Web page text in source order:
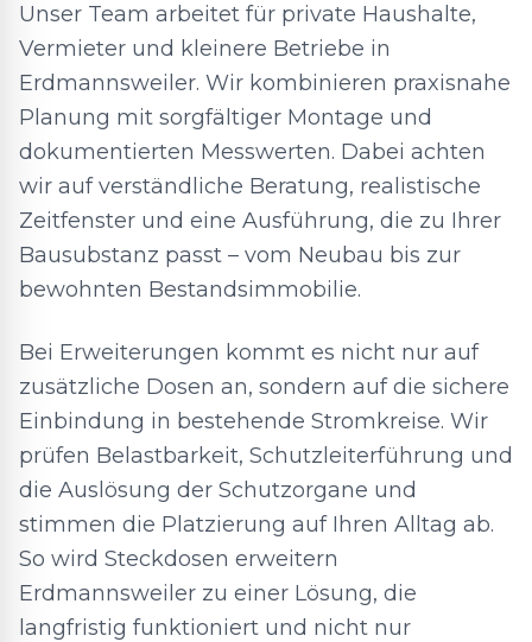
Unser Team arbeitet für private Haushalte,
Vermieter und kleinere Betriebe in
Erdmannsweiler. Wir kombinieren praxisnahe
Planung mit sorgfältiger Montage und
dokumentierten Messwerten. Dabei achten
wir auf verständliche Beratung, realistische
Zeitfenster und eine Ausführung, die zu Ihrer
Bausubstanz passt – vom Neubau bis zur
bewohnten Bestandsimmobilie.
Bei Erweiterungen kommt es nicht nur auf
zusätzliche Dosen an, sondern auf die sichere
Einbindung in bestehende Stromkreise. Wir
prüfen Belastbarkeit, Schutzleiterführung und
die Auslösung der Schutzorgane und
stimmen die Platzierung auf Ihren Alltag ab.
So wird Steckdosen erweitern
Erdmannsweiler zu einer Lösung, die
langfristig funktioniert und nicht nur